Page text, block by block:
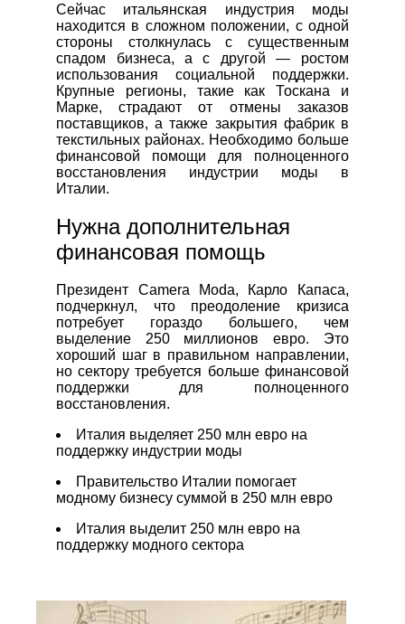
Сейчас итальянская индустрия моды
находится в сложном положении, с одной
стороны столкнулась с существенным
спадом бизнеса, а с другой — ростом
использования социальной поддержки.
Крупные регионы, такие как Тоскана и
Марке, страдают от отмены заказов
поставщиков, а также закрытия фабрик в
текстильных районах. Необходимо больше
финансовой помощи для полноценного
восстановления индустрии моды в
Италии.
Нужна дополнительная
финансовая помощь
Президент Camera Moda, Карло Капаса,
подчеркнул, что преодоление кризиса
потребует гораздо большего, чем
выделение 250 миллионов евро. Это
хороший шаг в правильном направлении,
но сектору требуется больше финансовой
поддержки для полноценного
восстановления.
Италия выделяет 250 млн евро на
поддержку индустрии моды
Правительство Италии помогает
модному бизнесу суммой в 250 млн евро
Италия выделит 250 млн евро на
поддержку модного сектора